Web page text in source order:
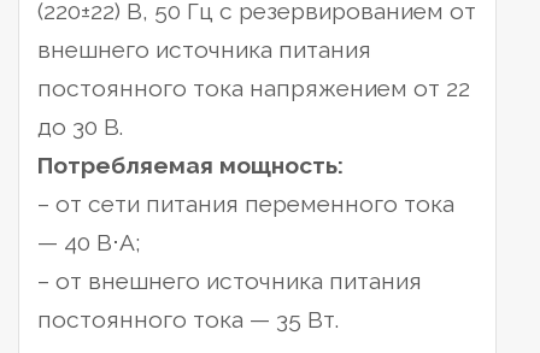
(220±22) В, 50 Гц с резервированием от
внешнего источника питания
постоянного тока напряжением от 22
до 30 В.
Потребляемая мощность:
– от сети питания переменного тока
— 40 В⋅А;
– от внешнего источника питания
постоянного тока — 35 Вт.